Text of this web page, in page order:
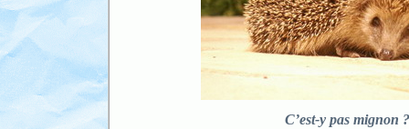
C’est-y pas mignon ?